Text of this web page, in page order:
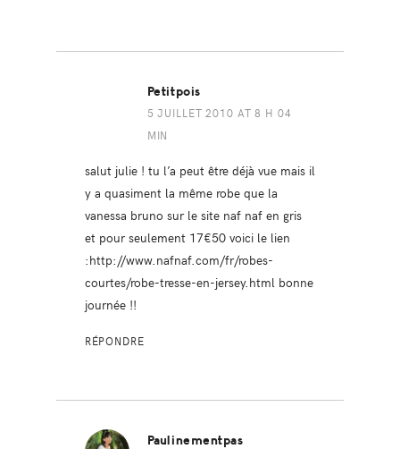
Petitpois
5 JUILLET 2010 AT 8 H 04
MIN
salut julie ! tu l’a peut être déjà vue mais il
y a quasiment la même robe que la
vanessa bruno sur le site naf naf en gris
et pour seulement 17€50 voici le lien
:http://www.nafnaf.com/fr/robes-
courtes/robe-tresse-en-jersey.html bonne
journée !!
RÉPONDRE
Paulinementpas